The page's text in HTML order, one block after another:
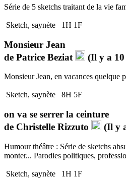
Série de 5 sketchs traitant de la vie
Sketch, saynète 1H 1F
Monsieur Jean
de Patrice Beziat (Il y a 10
Monsieur Jean, en vacances quelque
Sketch, saynète 8H 5F
on va se serrer la ceinture
de Christelle Rizzuto (Il y
Humour théâtre : Série de sketchs
monter... Parodies politiques,
Sketch, saynète 1H 1F